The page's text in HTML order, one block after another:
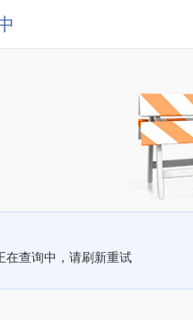
在查询中，请刷新重试